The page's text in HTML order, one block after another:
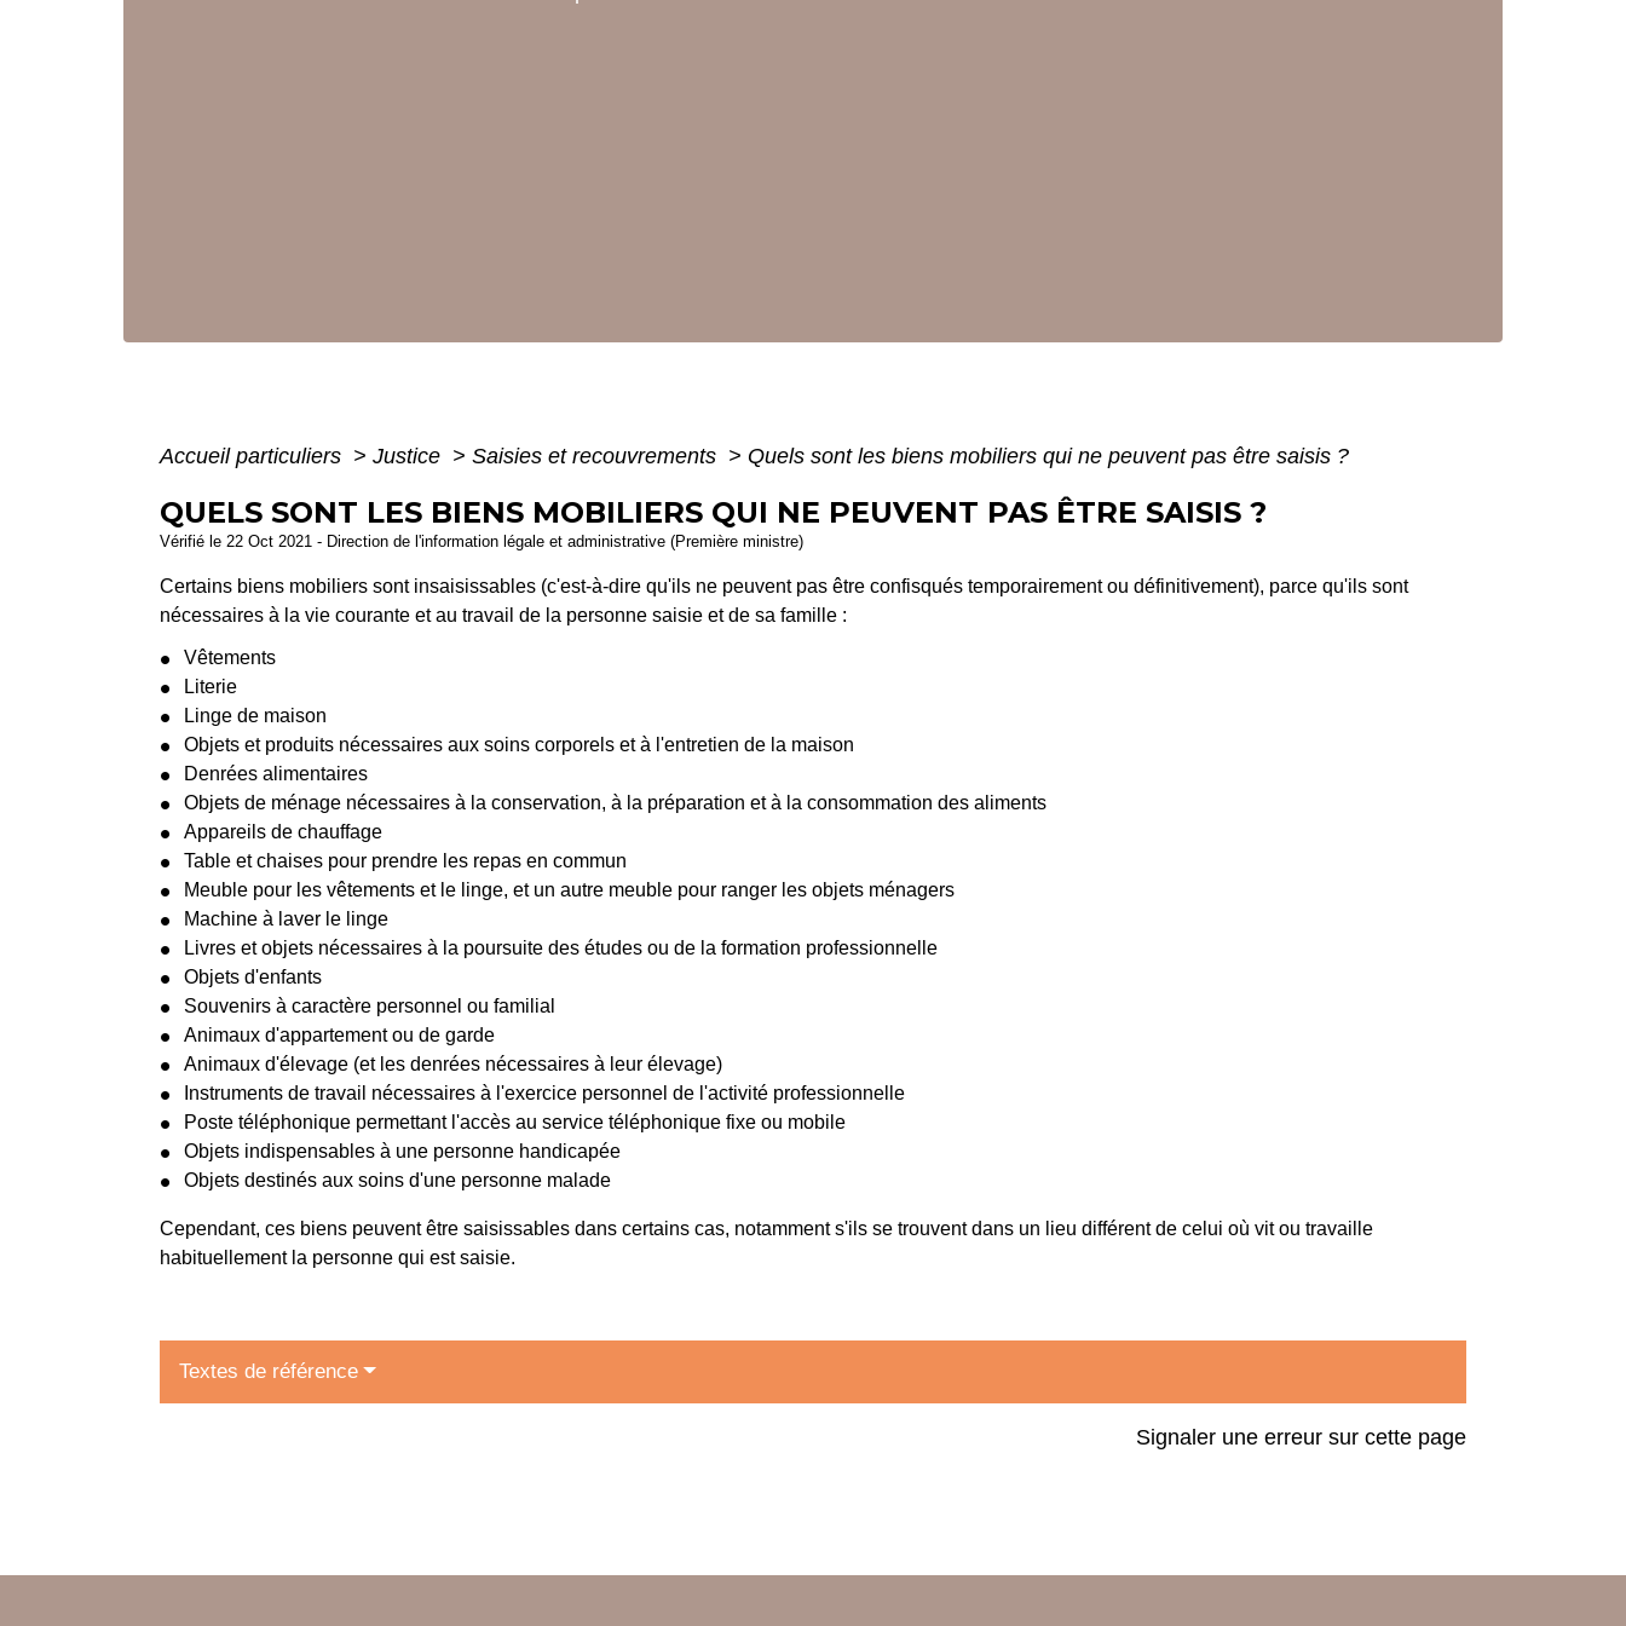
Accueil particuliers > Justice > Saisies et recouvrements > Quels sont les biens mobiliers qui ne peuvent pas être saisis ?
QUELS SONT LES BIENS MOBILIERS QUI NE PEUVENT PAS ÊTRE SAISIS ?
Vérifié le 22 Oct 2021 - Direction de l'information légale et administrative (Première ministre)
Certains biens mobiliers sont insaisissables (c'est-à-dire qu'ils ne peuvent pas être confisqués temporairement ou définitivement), parce qu'ils sont
nécessaires à la vie courante et au travail de la personne saisie et de sa famille :
Vêtements
Literie
Linge de maison
Objets et produits nécessaires aux soins corporels et à l'entretien de la maison
Denrées alimentaires
Objets de ménage nécessaires à la conservation, à la préparation et à la consommation des aliments
Appareils de chauffage
Table et chaises pour prendre les repas en commun
Meuble pour les vêtements et le linge, et un autre meuble pour ranger les objets ménagers
Machine à laver le linge
Livres et objets nécessaires à la poursuite des études ou de la formation professionnelle
Objets d'enfants
Souvenirs à caractère personnel ou familial
Animaux d'appartement ou de garde
Animaux d'élevage (et les denrées nécessaires à leur élevage)
Instruments de travail nécessaires à l'exercice personnel de l'activité professionnelle
Poste téléphonique permettant l'accès au service téléphonique fixe ou mobile
Objets indispensables à une personne handicapée
Objets destinés aux soins d'une personne malade
Cependant, ces biens peuvent être saisissables dans certains cas, notamment s'ils se trouvent dans un lieu différent de celui où vit ou travaille
habituellement la personne qui est saisie.
Textes de référence
Signaler une erreur sur cette page